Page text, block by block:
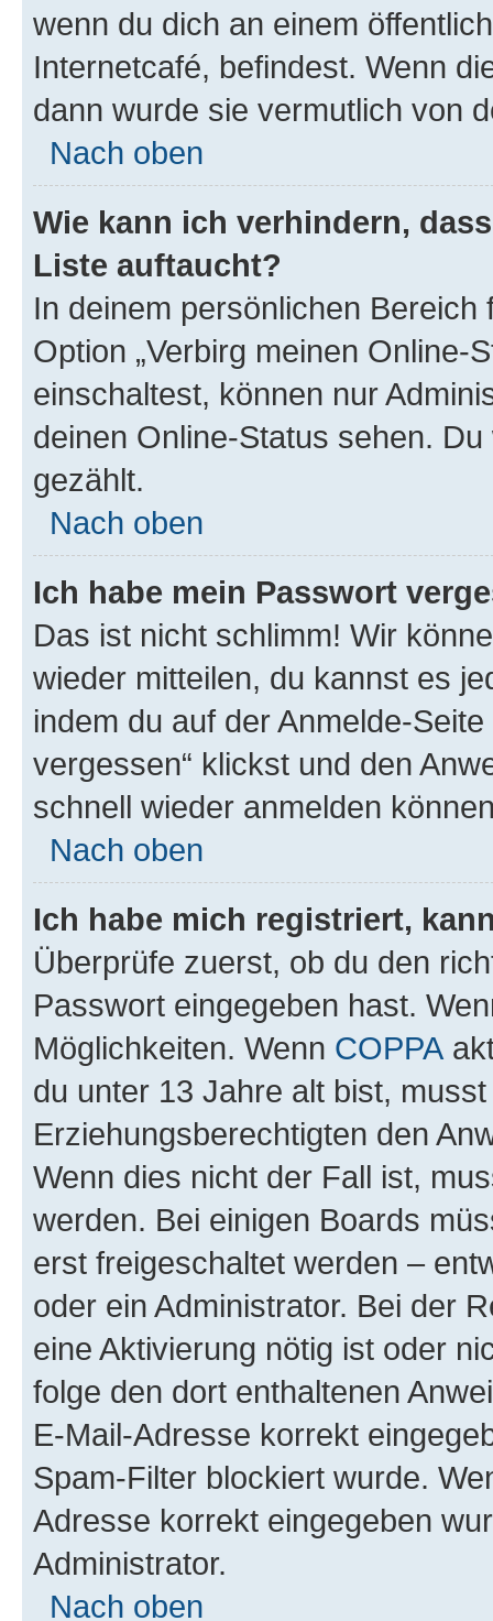
wenn du dich an einem
Internetcafé, befindest. Wenn
dann wurde sie vermutlich von
Nach oben
Wie kann ich verhindern,
Liste auftaucht?
In deinem persönlichen
Option „Verbirg meinen Online-
einschaltest, können nur
deinen Online-Status sehen.
gezählt.
Nach oben
Ich habe mein Passwort
Das ist nicht schlimm! Wir
wieder mitteilen, du kannst es
indem du auf der Anmelde-
vergessen“ klickst und den
schnell wieder anmelden
Nach oben
Ich habe mich registriert,
Überprüfe zuerst, ob du den
Passwort eingegeben hast.
Möglichkeiten. Wenn COPPA
du unter 13 Jahre alt bist,
Erziehungsberechtigten den
Wenn dies nicht der Fall ist,
werden. Bei einigen Boards
erst freigeschaltet werden –
oder ein Administrator. Bei der
eine Aktivierung nötig ist oder
folge den dort enthaltenen
E-Mail-Adresse korrekt
Spam-Filter blockiert wurde.
Adresse korrekt eingegeben
Administrator.
Nach oben